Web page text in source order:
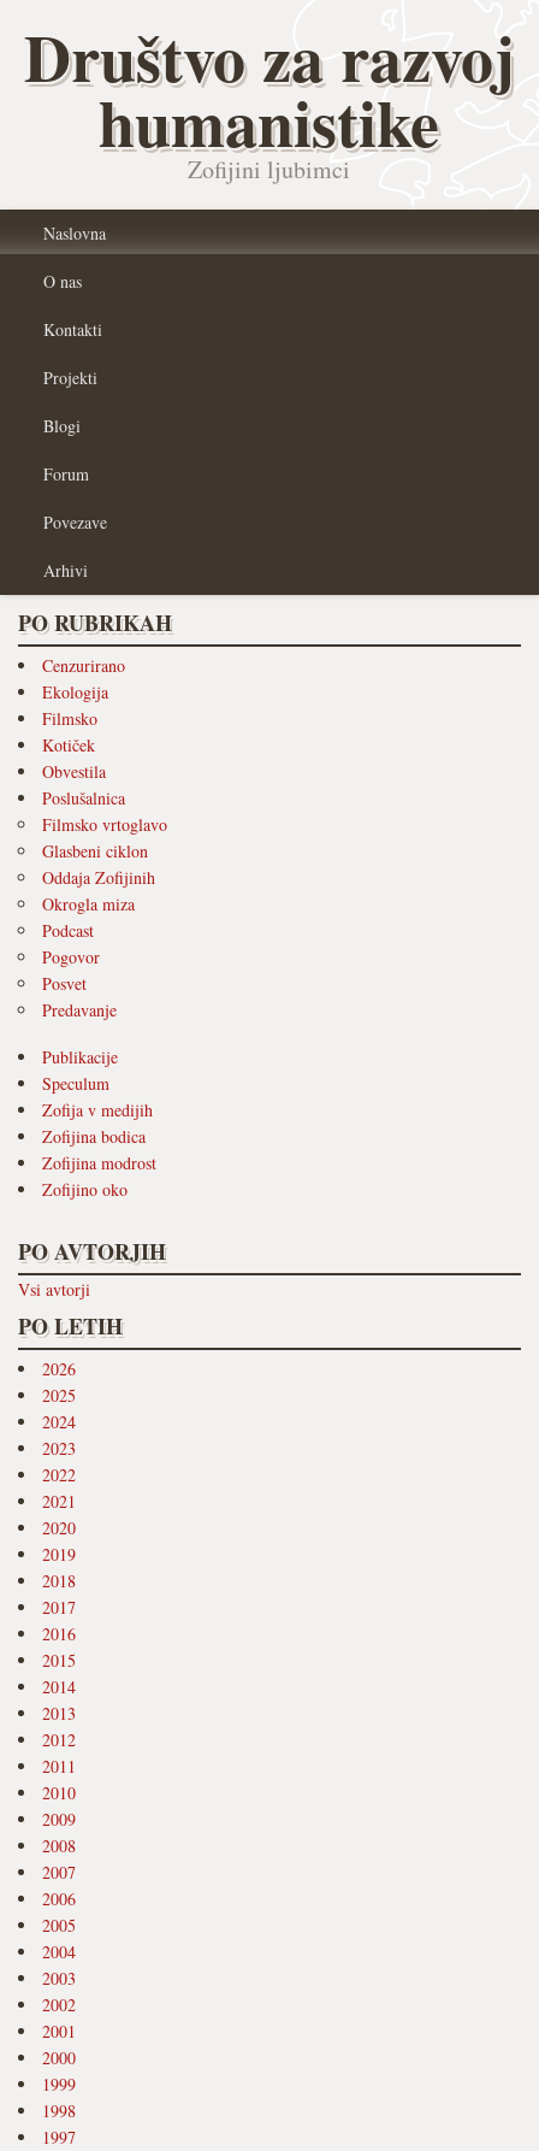
Društvo za razvoj
humanistike
Zofijini ljubimci
Naslovna
O nas
Kontakti
Projekti
Blogi
Forum
Povezave
Arhivi
PO RUBRIKAH
Cenzurirano
Ekologija
Filmsko
Kotiček
Obvestila
Poslušalnica
Filmsko vrtoglavo
Glasbeni ciklon
Oddaja Zofijinih
Okrogla miza
Podcast
Pogovor
Posvet
Predavanje
Publikacije
Speculum
Zofija v medijih
Zofijina bodica
Zofijina modrost
Zofijino oko
PO AVTORJIH
Vsi avtorji
PO LETIH
2026
2025
2024
2023
2022
2021
2020
2019
2018
2017
2016
2015
2014
2013
2012
2011
2010
2009
2008
2007
2006
2005
2004
2003
2002
2001
2000
1999
1998
1997